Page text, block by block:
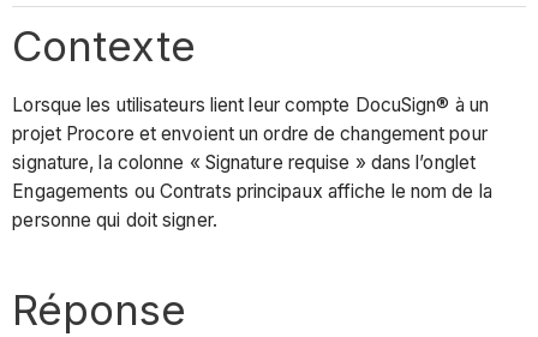
Contexte
Lorsque les utilisateurs lient leur compte DocuSign® à un
projet Procore et envoient un ordre de changement pour
signature, la colonne « Signature requise » dans l’onglet
Engagements ou Contrats principaux affiche le nom de la
personne qui doit signer.
Réponse